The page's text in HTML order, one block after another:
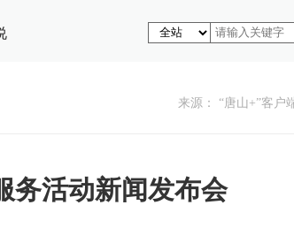
来源： “唐山+”客户
务活动新闻发布会